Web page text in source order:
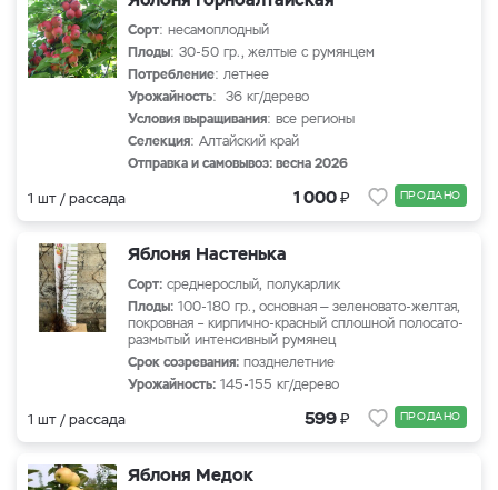
Сорт: несамоплодный
Плоды: 30-50 гр., желтые с румянцем
Потребление: летнее
Урожайность: 36 кг/дерево
Условия выращивания: все регионы
Селекция: Алтайский край
Отправка и самовывоз: весна 2026
1 шт / рассада 1 000₽ ПРОДАНО
Яблоня Настенька
Сорт: среднерослый, полукарлик
Плоды: 100-180 гр., основная — зеленовато-желтая,
покровная – кирпично-красный сплошной полосато-
размытый интенсивный румянец
Срок созревания: позднелетние
Урожайность: 145-155 кг/дерево
1 шт / рассада 599₽ ПРОДАНО
Яблоня Медок